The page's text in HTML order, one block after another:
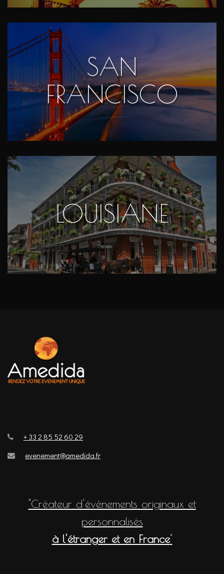
SAN
FRANCISCO
LOUISIANE
+ 33 2 85 52 60 29
evenement@amedida.fr
"Créateur d'événements originaux et
personnalisés
à l'étranger et en France"